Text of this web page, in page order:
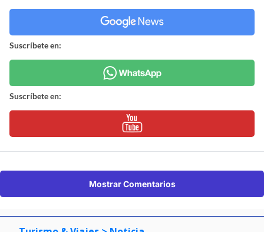
Suscríbete en:
Suscríbete en:
Mostrar Comentarios